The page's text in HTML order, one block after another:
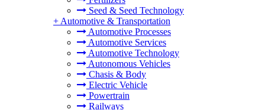
Seed & Seed Technology
+ Automotive & Transportation
Automotive Processes
Automotive Services
Automotive Technology
Autonomous Vehicles
Chasis & Body
Electric Vehicle
Powertrain
Railways